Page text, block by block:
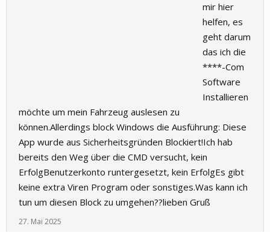
mir hier
helfen, es
geht darum
das ich die
****-Com
Software
Installieren
möchte um mein Fahrzeug auslesen zu
können.Allerdings block Windows die Ausführung: Diese
App wurde aus Sicherheitsgründen Blockiert!Ich hab
bereits den Weg über die CMD versucht, kein
ErfolgBenutzerkonto runtergesetzt, kein ErfolgEs gibt
keine extra Viren Program oder sonstiges.Was kann ich
tun um diesen Block zu umgehen??lieben Gruß
27. Mai 2025